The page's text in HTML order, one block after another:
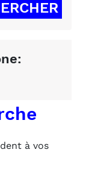
à vos